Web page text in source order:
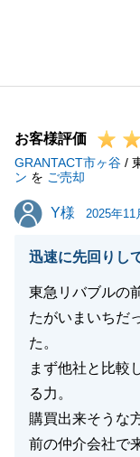
こと、改めてお
新居のお引渡ま
ましたらお気軽
今後とも、何卒
お客様評価
GRANTACT市ヶ谷 /
ン を ご売却
Y様
Y様 2025年11
迅速に先回りし
東急リバブルの
たがいまいちだ
た。
まず他社と比較
る力。
購買出来そうな
前の仲介会社で